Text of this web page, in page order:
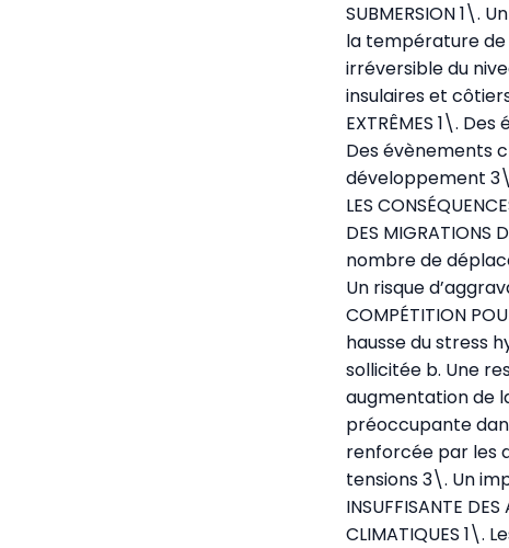
SUBMERSION 1\.
la température
irréversible du
insulaires et côtiers
EXTRÊMES 1\.
Des évènements
développement
LES
DES MIGRATIONS
nombre de
Un risque
COMPÉTITION
hausse du stress
sollicitée b. Une
augmentation de
préoccupante
renforcée par les
tensions 3\. Un
INSUFFISANTE
CLIMATIQUES 1\.